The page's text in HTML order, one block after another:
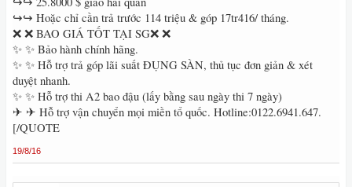
↪↪ Hoặc chỉ cần trả trước 114 triệu & góp 17tr416/ tháng.
❌ ❌ BAO GIÁ TỐT TẠI SG❌ ❌
✨ ✨ Bảo hành chính hãng.
✨ ✨ Hỗ trợ trả góp lãi suất ĐỤNG SÀN, thủ tục đơn giản & xét
duyệt nhanh.
✨ ✨ Hỗ trợ thi A2 bao đậu (lấy bằng sau ngày thi 7 ngày)
✈ ✈ Hỗ trợ vận chuyển mọi miền tổ quốc. Hotline:0122.6941.647.
[/QUOTE
19/8/16